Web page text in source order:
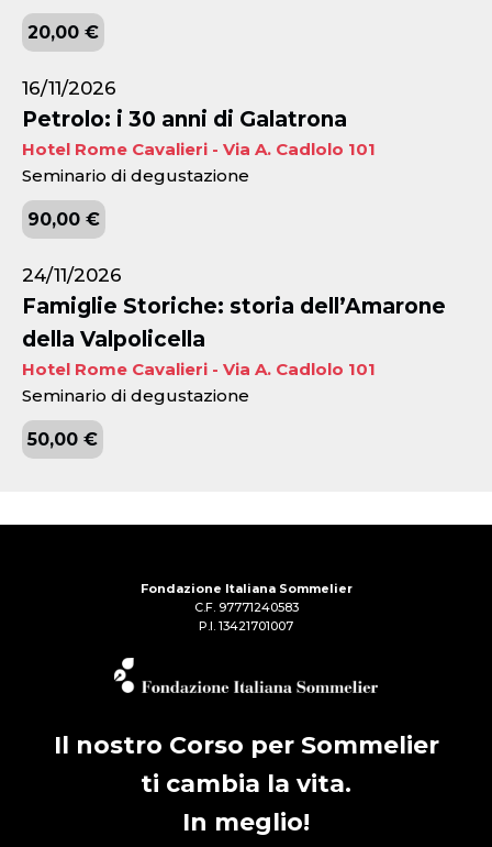
20,00 €
16/11/2026
Petrolo: i 30 anni di Galatrona
Hotel Rome Cavalieri - Via A. Cadlolo 101
Seminario di degustazione
90,00 €
24/11/2026
Famiglie Storiche: storia dell’Amarone
della Valpolicella
Hotel Rome Cavalieri - Via A. Cadlolo 101
Seminario di degustazione
50,00 €
Fondazione Italiana Sommelier
C.F. 97771240583
P.I. 13421701007
Il nostro Corso per Sommelier
ti cambia la vita.
In meglio!